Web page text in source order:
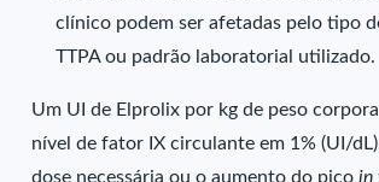
clínico podem ser afetadas pelo tipo
TTPA ou padrão laboratorial utilizado.
Um UI de Elprolix por kg de peso
nível de fator IX circulante em 1% (UI/
dose necessária ou o aumento do picoin